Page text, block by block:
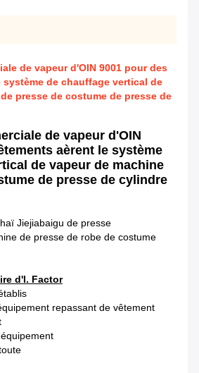
de vapeur d'OIN 9001 pour des
système de chauffage vertical de
presse de costume de presse de
de vapeur d'OIN
aèrent le système
de vapeur de machine
de presse de cylindre
Jiejiabaigu de presse
de presse de robe de costume
d'I. Factor
repassant de vêtement